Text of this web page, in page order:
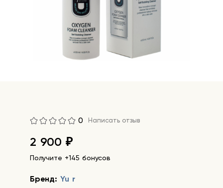
0 Написать отзыв
2 900 ₽
Получите +145 бонусов
Бренд: Yu r